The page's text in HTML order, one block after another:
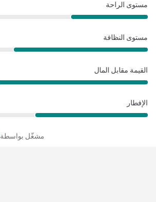
مستوى الراحة
مستوى النظافة
القيمة مقابل المال
الإفطار
مشغّل بواسطة